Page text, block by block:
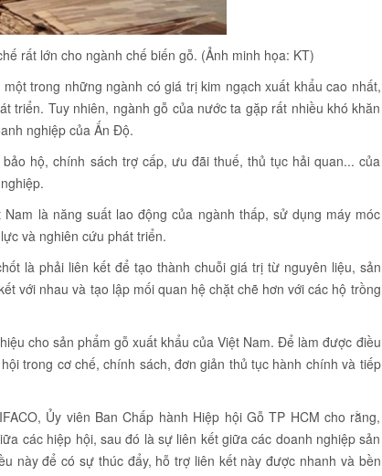
rất lớn cho ngành chế biến gỗ. (Ảnh minh họa: KT)
trong những ngành có giá trị kim ngạch xuất khẩu cao nhất,
triển. Tuy nhiên, ngành gỗ của nước ta gặp rất nhiều khó khăn
nghiệp của Ấn Độ.
hộ, chính sách trợ cấp, ưu đãi thuế, thủ tục hải quan... của
là năng suất lao động của ngành thấp, sử dụng máy móc
và nghiên cứu phát triển.
là phải liên kết để tạo thành chuỗi giá trị từ nguyên liệu, sản
với nhau và tạo lập mối quan hệ chặt chẽ hơn với các hộ trồng
cho sản phẩm gỗ xuất khẩu của Việt Nam. Để làm được điều
trong cơ chế, chính sách, đơn giản thủ tục hành chính và tiếp
Ủy viên Ban Chấp hành Hiệp hội Gỗ TP HCM cho rằng,
các hiệp hội, sau đó là sự liên kết giữa các doanh nghiệp sản
này để có sự thúc đẩy, hỗ trợ liên kết này được nhanh và bền